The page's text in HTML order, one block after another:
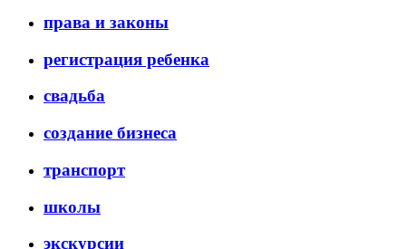
права и законы
регистрация ребенка
свадьба
создание бизнеса
транспорт
школы
экскурсии